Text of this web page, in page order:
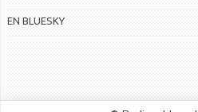
EN BLUESKY